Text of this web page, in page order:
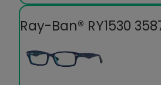
Ray-Ban® RY1530